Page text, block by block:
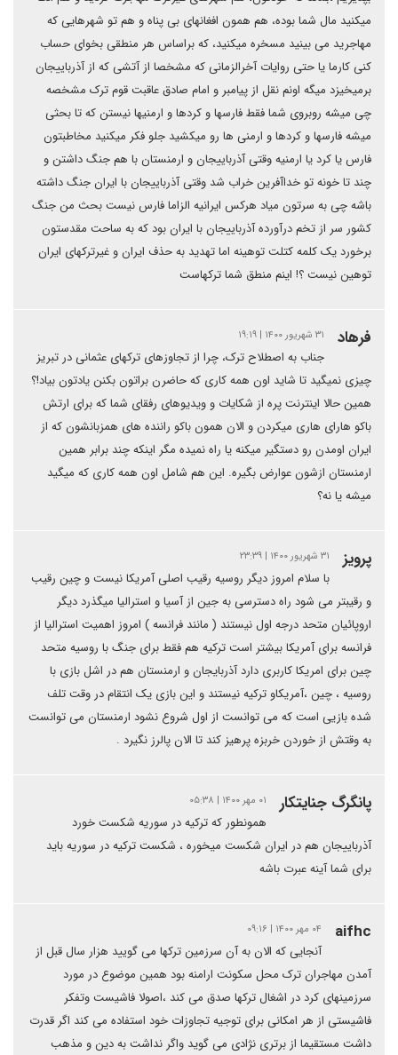
میکنید مال شما بوده، هم همون افغانهای بی پناه و هم تو شهرهایی که
مهاجرید می بینید مسخره میکنید، که براساس هر منطقی بخوای حساب
کنی کارما یا حتی روایات آخرالزمانی که مشخصا از آتشی که از آذرباییجان
برمیخیزد میگه اونم نقل از پیامبر و امام صادق عاقبت قوم ترک مشخصه
چی میشه روبروی شما فقط فارسها و کردها و ارمنیها نیستن که تا بحثی
میشه فارسها و کردها و ارمنی ها رو میکشید جلو فکر میکنید مخاطبتون
فارس یا کرد یا ارمنیه وقتی آذرباییجان و ارمنستان با هم جنگ داشتن و
چند تا خونه تو خداآفرین خراب شد وقتی آذرباییجان با ایران جنگ داشته
باشه چی به سرتون میاد هرکس ایرانیه الزاما فارس نیست بحث من جنگ
کشور سر از تخم درآورده آذرباییجان با ایران بود که به ساحت مقدستون
برخورد یک کلمه کتلت توهینه اما تهدید به حذف ایران و غیرترکهای ایران
توهین نیست ؟! اینم منطق شما ترکهاست
فرهاد ۳۱ شهریور ۱۴۰۰ | ۱۹:۱۹
جناب به اصطلاح ترک، چرا از تجاوزهای ترکهای عثمانی در تبریز
چیزی نمیگید تا شاید اون همه کاری که حاضرن براتون بکنن یادتون بیاد!؟
همین حالا اینترنت پره از شکایات و ویدیوهای رفقای شما که برای ارتش
باکو هارای هاری میکردن و الان همون باکو راننده های همزبانشون که از
ایران اومدن رو دستگیر میکنه یا راه نمیده مگر اینکه چند برابر همین
ارمنستان ازشون عوارض بگیره. این هم شامل اون همه کاری که میگید
میشه یا نه؟
پرویز ۳۱ شهریور ۱۴۰۰ | ۲۳:۳۹
با سلام امروز دیگر روسیه رقیب اصلی آمریکا نیست و چین رقیب
و رقیبتر می شود راه دسترسی به جین از آسیا و استرالیا میگذرد دیگر
اروپائیان متحد درجه اول نیستند ( مانند فرانسه ) امروز اهمیت استرالیا از
فرانسه برای آمریکا بیشتر است ترکیه هم فقط برای جنگ با روسیه متحد
چین برای امریکا کاربری دارد آذربایجان و ارمنستان هم در اشل بازی با
روسیه ، چین ،آمریکاو ترکیه نیستند و این بازی یک انتقام در وقت تلف
شده بازیی است که می توانست از اول شروع نشود ارمنستان می توانست
به وقتش از خوردن خربزه پرهیز کند تا الان پالرز نگیرد .
پانگرگ جنایتکار ۰۱ مهر ۱۴۰۰ | ۰۵:۳۸
همونطور که ترکیه در سوریه شکست خورد
آذرباییجان هم در ایران شکست میخوره ، شکست ترکیه در سوریه باید
برای شما آینه عبرت باشه
aifhc ۰۴ مهر ۱۴۰۰ | ۰۹:۱۶
آنجایی که الان به آن سرزمین ترکها می گویید هزار سال قبل از
آمدن مهاجران ترک محل سکونت ارامنه بود همین موضوع در مورد
سرزمینهای کرد در اشغال ترکها صدق می کند ،اصولا فاشیست وتفکر
فاشیستی از هر امکانی برای توجیه تجاوزات خود استفاده می کند اگر قدرت
داشت مستقیما از برتری نژادی می گوید واگر نداشت به دین و مذهب